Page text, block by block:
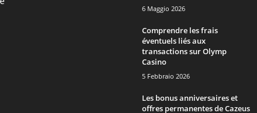
6 Maggio 2026
Comprendre les frais
éventuels liés aux
transactions sur Olymp
Casino
5 Febbraio 2026
Les bonus anniversaires et
offres permanentes de Cazeus